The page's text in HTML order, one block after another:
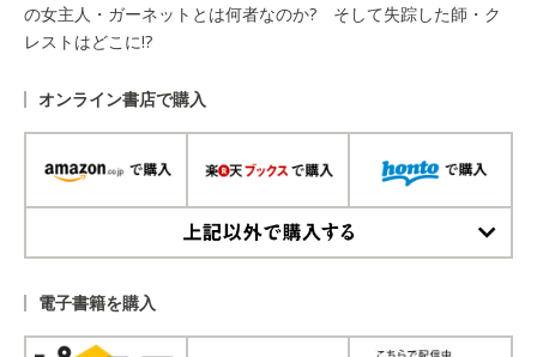
の女主人・ガーネットとは何者なのか? そして失踪した師・ク
レストはどこに!?
オンライン書店で購入
電子書籍を購入